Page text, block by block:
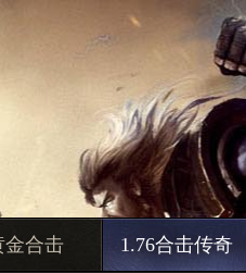
金合击 1.76合击传奇